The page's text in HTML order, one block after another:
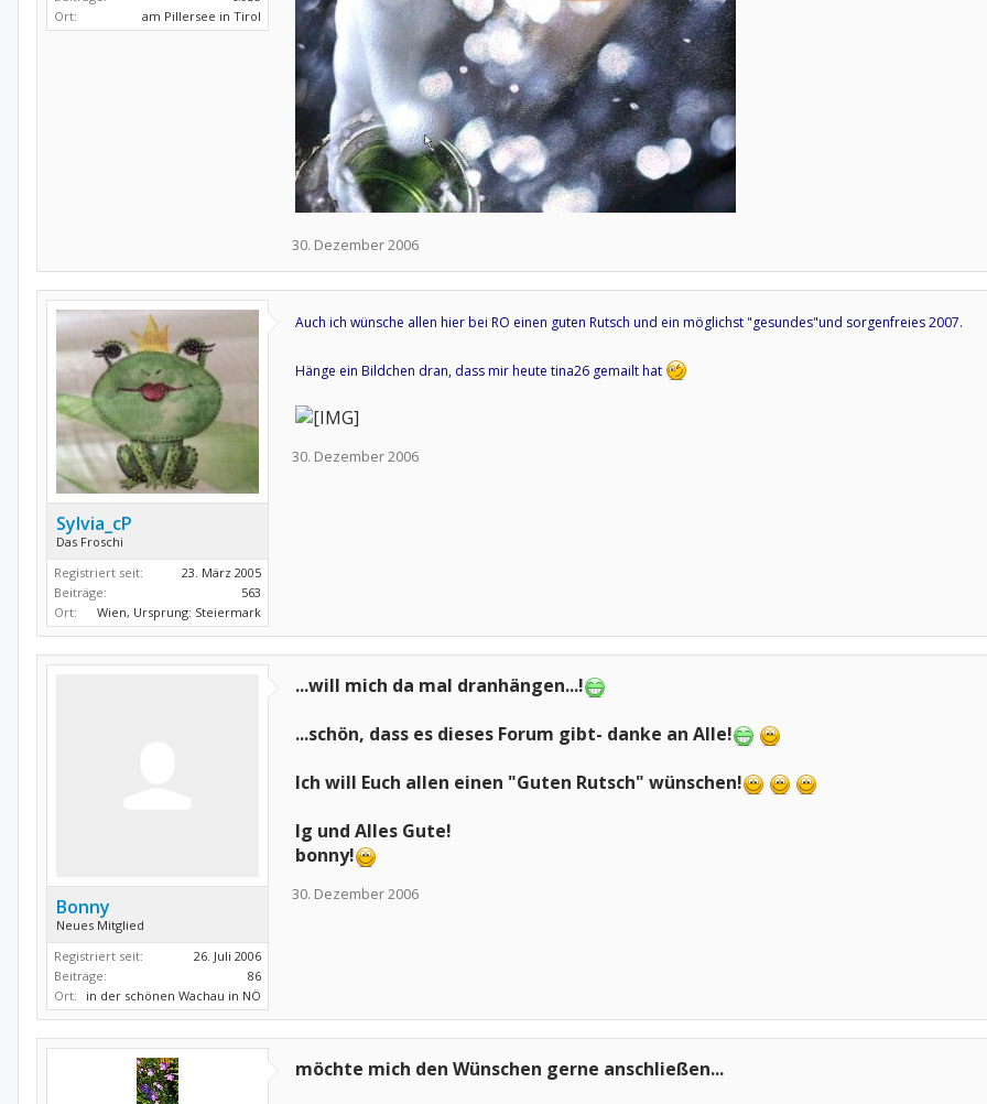
Ort:
am Pillersee in Tirol
30. Dezember 2006
Sylvia_cP
Das Froschi
Registriert seit:
23. März 2005
Beiträge:
563
Ort:
Wien, Ursprung: Steiermark
Auch ich wünsche allen hier bei RO einen guten Rutsch und ein möglichst "gesundes"und sorgenfreies 2007.
Hänge ein Bildchen dran, dass mir heute tina26 gemailt hat
30. Dezember 2006
Bonny
Neues Mitglied
Registriert seit:
26. Juli 2006
Beiträge:
86
Ort:
in der schönen Wachau in NÖ
...will mich da mal dranhängen...!
...schön, dass es dieses Forum gibt- danke an Alle!
Ich will Euch allen einen "Guten Rutsch" wünschen!
lg und Alles Gute!
bonny!
30. Dezember 2006
möchte mich den Wünschen gerne anschließen...